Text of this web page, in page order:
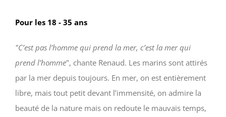
Pour les 18 - 35 ans
"C’est pas l’homme qui prend la mer, c’est la mer qui
prend l’homme", chante Renaud. Les marins sont attirés
par la mer depuis toujours. En mer, on est entièrement
libre, mais tout petit devant l’immensité, on admire la
beauté de la nature mais on redoute le mauvais temps,